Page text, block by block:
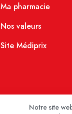
Ma pharmacie
Nos valeurs
Site Médiprix
Notre site